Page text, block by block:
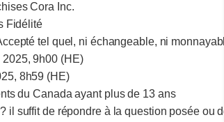
Cora Inc.
Fidélité
tel quel, ni échangeable, ni
2025, 9h00 (HE)
8h59 (HE)
du Canada ayant plus de 13 ans
il suffit de répondre à la question posée ou